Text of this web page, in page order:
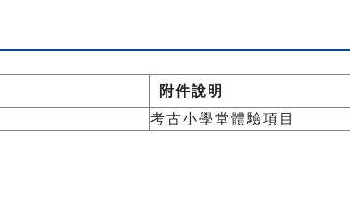
附件說明
考古小學堂體驗項目